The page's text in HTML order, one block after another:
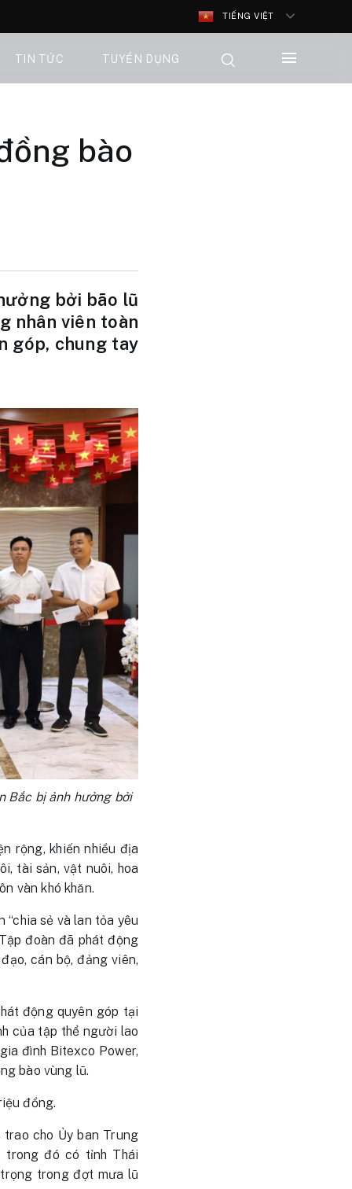
TIẾNG VIỆT
TIN TỨC TUYỂN DỤNG
bào
bởi bão lũ
nhân viên toàn
góp, chung tay
Bắc bị ảnh hưởng bởi
rộng, khiến nhiều địa
tài sản, vật nuôi, hoa
vàn khó khăn.
“chia sẻ và lan tỏa yêu
đoàn đã phát động
cán bộ, đảng viên,
động quyên góp tại
của tập thể người lao
đình Bitexco Power,
bào vùng lũ.
đồng.
cho Ủy ban Trung
trong đó có tỉnh Thái
trong đợt mưa lũ